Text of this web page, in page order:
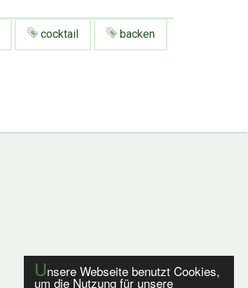
Unsere Webseite benutzt Cookies,
um die Nutzung für unsere
cocktail backen